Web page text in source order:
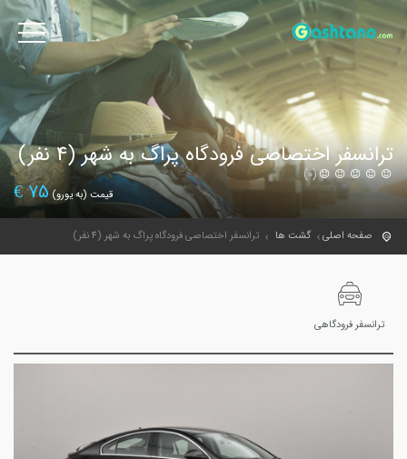
ترانسفر اختصاصی فرودگاه پراگ به شهر (4 نفر)
(0)
قیمت (به یورو) 75
€
صفحه اصلی گشت ها ترانسفر اختصاصی فرودگاه پراگ به شهر (4 نفر)
ترانسفر فرودگاهی